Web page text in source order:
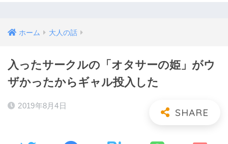
ホーム 大人の話
入ったサークルの「オタサーの姫」がウ
ザかったからギャル投入した
2019年8月4日